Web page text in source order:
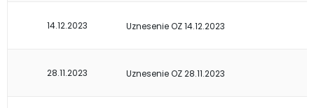
14.12.2023 Uznesenie OZ 14.12.2023
28.11.2023 Uznesenie OZ 28.11.2023